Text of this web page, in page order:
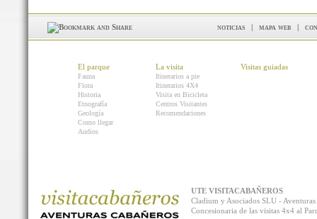
noticias | mapa web |
El parque
Fauna
Flora
Historia
Etnografía
Geología
Como llegar
Audios
La visita
Itinerarios a pie
Itinerarios 4X4
Visita en Bicicleta
Centros Visitantes
Recomendaciones
Visitas guiadas
UTE VISITACABAÑEROS
Cladium y Asociados SLU -
Concesionaria de las visitas 4x4 al